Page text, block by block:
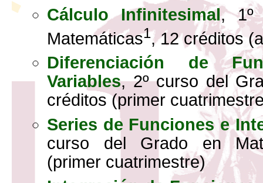
Cálculo Infinitesimal, 1º
Matemáticas1, 12 créditos
Diferenciación de
Variables, 2º curso del
créditos (primer
Series de Funciones e
curso del Grado en
(primer cuatrimestre)